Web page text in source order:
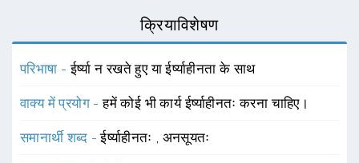
क्रियाविशेषण
परिभाषा -ईर्ष्या न रखते हुए या ईर्ष्याहीनता के साथ
वाक्य में प्रयोग -हमें कोई भी कार्य ईर्ष्याहीनतः करना चाहिए।
समानार्थी शब्द -ईर्ष्याहीनतः , अनसूयतः